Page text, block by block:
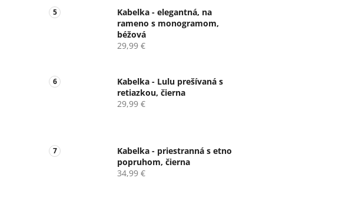
Kabelka - elegantná, na
rameno s monogramom,
béžová
29,99 €
Kabelka - Lulu prešívaná s
retiazkou, čierna
29,99 €
Kabelka - priestranná s etno
popruhom, čierna
34,99 €